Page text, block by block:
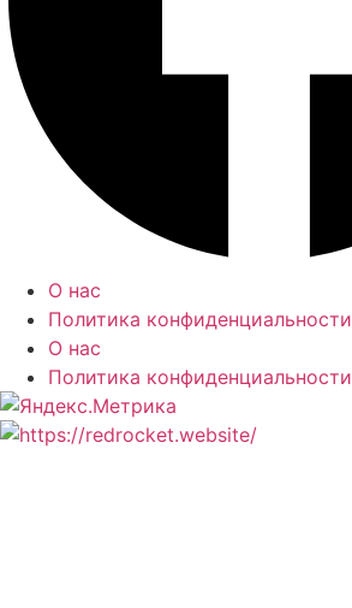
О нас
Политика конфиденциальности
О нас
Политика конфиденциальности